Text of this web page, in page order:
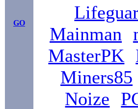
GO
Mainman
MasterPK
Miners85
Noize